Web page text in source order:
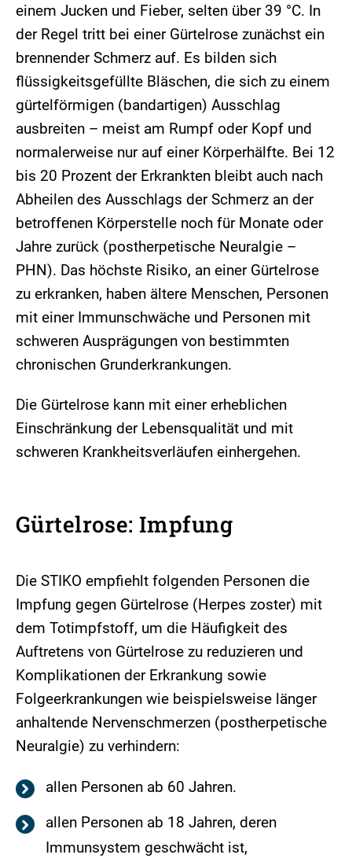
einem Jucken und Fieber, selten über 39 °C. In
der Regel tritt bei einer Gürtelrose zunächst ein
brennender Schmerz auf. Es bilden sich
flüssigkeitsgefüllte Bläschen, die sich zu einem
gürtelförmigen (bandartigen) Ausschlag
ausbreiten – meist am Rumpf oder Kopf und
normalerweise nur auf einer Körperhälfte. Bei 12
bis 20 Prozent der Erkrankten bleibt auch nach
Abheilen des Ausschlags der Schmerz an der
betroffenen Körperstelle noch für Monate oder
Jahre zurück (postherpetische Neuralgie –
PHN). Das höchste Risiko, an einer Gürtelrose
zu erkranken, haben ältere Menschen, Personen
mit einer Immunschwäche und Personen mit
schweren Ausprägungen von bestimmten
chronischen Grunderkrankungen.
Die Gürtelrose kann mit einer erheblichen
Einschränkung der Lebensqualität und mit
schweren Krankheitsverläufen einhergehen.
Gürtelrose: Impfung
Die STIKO empfiehlt folgenden Personen die
Impfung gegen Gürtelrose (Herpes zoster) mit
dem Totimpfstoff, um die Häufigkeit des
Auftretens von Gürtelrose zu reduzieren und
Komplikationen der Erkrankung sowie
Folgeerkrankungen wie beispielsweise länger
anhaltende Nervenschmerzen (postherpetische
Neuralgie) zu verhindern:
allen Personen ab 60 Jahren.
allen Personen ab 18 Jahren, deren
Immunsystem geschwächt ist,